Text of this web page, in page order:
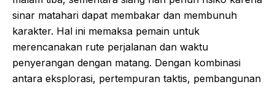
sinar matahari dapat membakar dan membunuh
karakter. Hal ini memaksa pemain untuk
merencanakan rute perjalanan dan waktu
penyerangan dengan matang. Dengan kombinasi
antara eksplorasi, pertempuran taktis, pembangunan